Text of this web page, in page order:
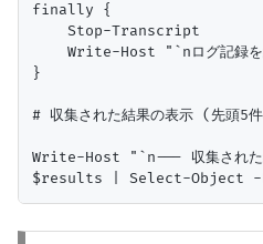
finally {
    Stop-Transcript
Write-Host "`nログ記録
}
# 収集された結果の表示 (先頭5
Write-Host "`n--- 収集され